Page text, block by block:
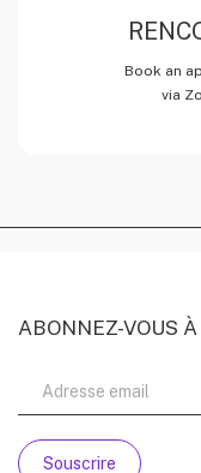
Book an
via
ABONNEZ-VOUS